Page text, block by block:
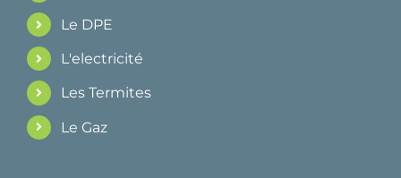
Le DPE
L'electricité
Les Termites
Le Gaz